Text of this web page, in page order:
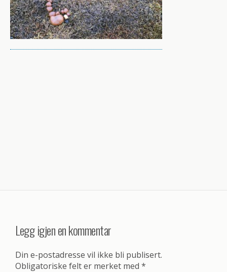
Legg igjen en kommentar
Din e-postadresse vil ikke bli publisert.
Obligatoriske felt er merket med *